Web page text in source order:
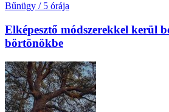
Bűnügy / 5 órája
Elképesztő módszerekkel kerül
börtönökbe